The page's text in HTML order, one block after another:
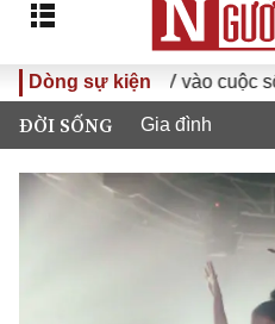
Dòng sự kiện
Đảng XIV vào cuộc sống
ĐỜI SỐNG Gia đình